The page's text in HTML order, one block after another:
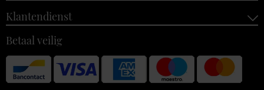
Klantendienst
Betaal veilig